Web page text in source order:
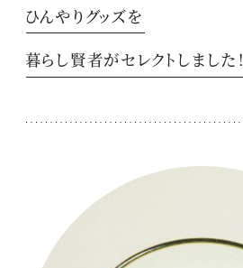
ひんやりグッズを
暮らし賢者がセレクトしました！